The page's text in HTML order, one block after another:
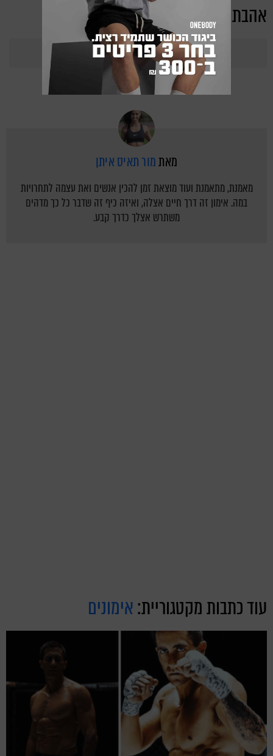
אהבת את הכתבה?
367
Points
מאתמור תאיס איתן
מאמנת, מתאמנת ועוד מוצאת זמן להכין אנשים ואת עצמה לתחרויות
במה. אימון זה דרך חיים אצלה, ואיזה כיף זה שדבר כל כך מדהים
משתרש אצלך כדרך קבע.
עוד כתבות מקטגוריית:אימונים